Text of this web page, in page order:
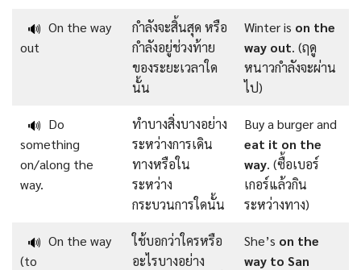
🔊 On the way
out
กำลังจะสิ้นสุด หรือ
กำลังอยู่ช่วงท้าย
ของระยะเวลาใด
นั้น
Winter is on the
way out. (ฤดู
หนาวกำลังจะผ่าน
ไป)
🔊 Do
something
on/along the
way.
ทำบางสิ่งบางอย่าง
ระหว่างการเดิน
ทางหรือใน
ระหว่าง
กระบวนการใดนั้น
Buy a burger and
eat it on the
way. (ซื้อเบอร์
เกอร์แล้วกิน
ระหว่างทาง)
🔊 On the way
(to
ใช้บอกว่าใครหรือ
อะไรบางอย่าง
She’s on the
way to San